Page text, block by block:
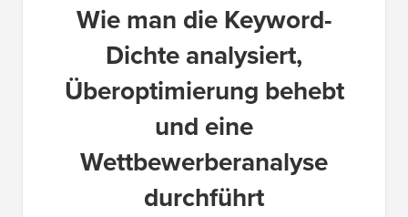
Wie man die Keyword-
Dichte analysiert,
Überoptimierung behebt
und eine
Wettbewerberanalyse
durchführt